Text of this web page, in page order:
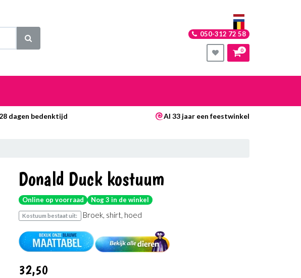
050-312 72 58
0
28 dagen bedenktijd Al 33 jaar een feestwinkel
Donald Duck kostuum
Online op voorraad Nog 3 in de winkel
Kostuum bestaat uit: Broek, shirt, hoed
32,50